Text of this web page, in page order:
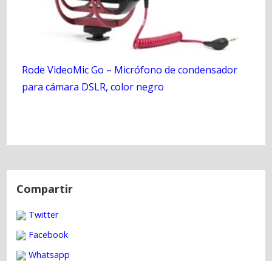
Rode VideoMic Go – Micrófono de condensador
para cámara DSLR, color negro
N
Compartir
Twitter
Facebook
Whatsapp